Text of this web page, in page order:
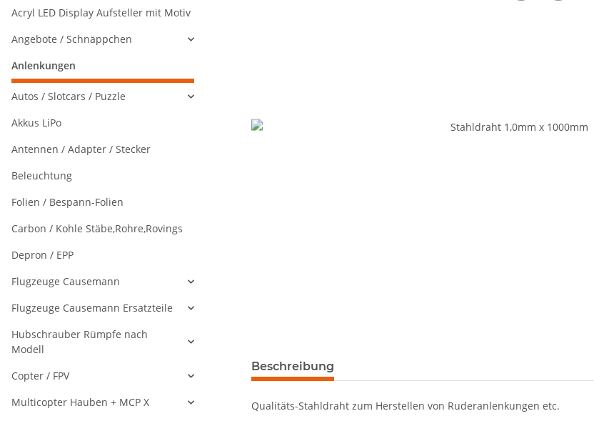
weitere Registerkarten anzeigen
Beschreibung
Qualitäts-Stahldraht zum Herstellen von Ruderanlenkungen etc.
Acryl LED Display Aufsteller mit Motiv
Angebote / Schnäppchen
Anlenkungen
Autos / Slotcars / Puzzle
Akkus LiPo
Antennen / Adapter / Stecker
Beleuchtung
Folien / Bespann-Folien
Carbon / Kohle Stäbe,Rohre,Rovings
Depron / EPP
Flugzeuge Causemann
Flugzeuge Causemann Ersatzteile
Hubschrauber Rümpfe nach
Modell
Copter / FPV
Multicopter Hauben + MCP X